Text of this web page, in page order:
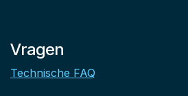
Vragen
Technische FAQ